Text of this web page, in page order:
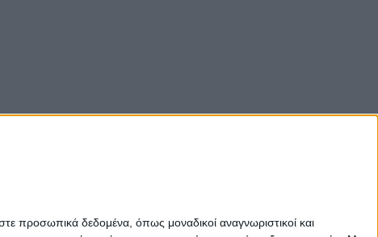
προσωπικά δεδομένα, όπως μοναδικοί αναγνωριστικοί και